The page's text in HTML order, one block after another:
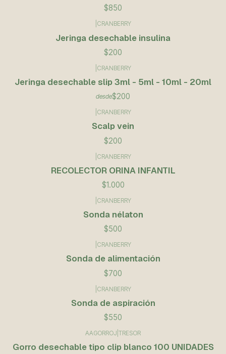
$850
CRANBERRY
Jeringa desechable insulina
$200
CRANBERRY
Jeringa desechable slip 3ml - 5ml - 10ml - 20ml
desde$200
CRANBERRY
Scalp vein
$200
CRANBERRY
RECOLECTOR ORINA INFANTIL
$1.000
CRANBERRY
Sonda nélaton
$500
CRANBERRY
Sonda de alimentación
$700
CRANBERRY
Sonda de aspiración
$550
AAGORROJ TRESOR
Gorro desechable tipo clip blanco 100 UNIDADES